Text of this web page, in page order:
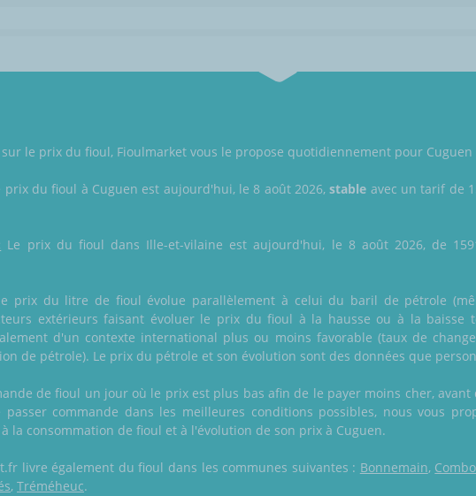
le prix du fioul, Fioulmarket vous le propose quotidiennement pour Cuguen
prix du fioul à Cuguen est aujourd'hui, le 8 août 2026,stable avec un tarif de
Le prix du fioul dans Ille-et-vilaine est aujourd'hui, le 8 août 2026, de
prix du litre de fioul évolue parallèlement à celui du baril de pétrole
extérieurs faisant évoluer le prix du fioul à la hausse ou à la baisse
d'un contexte international plus ou moins favorable (taux de
de pétrole). Le prix du pétrole et son évolution sont des données que
de fioul un jour où le prix est plus bas afin de le payer moins cher,
commande dans les meilleures conditions possibles, nous vous
la consommation de fioul et à l'évolution de son prix à Cuguen.
livre également du fioul dans les communes suivantes : Bonnemain,
, Tréméheuc.